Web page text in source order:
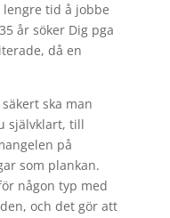
tid å jobbe
år söker Dig pga
då en
ska man
självklart, till
på
som plankan.
någon typ med
och det gör att